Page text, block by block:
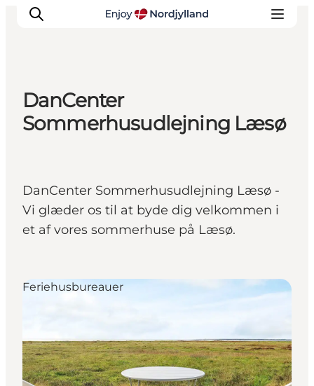
Oplevelser og aktiviteter
Det sker
For børn
DanCenter
Sommerhusudlejning Læsø
DanCenter Sommerhusudlejning Læsø -
Vi glæder os til at byde dig velkommen i
et af vores sommerhuse på Læsø.
Feriehusbureauer